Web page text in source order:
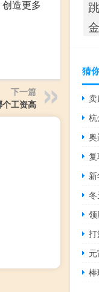
造更多
下一篇
工资高
猜
复